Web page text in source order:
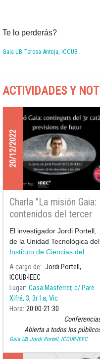
Te lo perderás?
Gaia UB Teresa Antoja, ICCUB
ACTIVIDADES Y
20/12/2022
Charla "La misión Gaia:
contenidos del tercer
catálogo y previsiones
de futuro"
El investigador Jordi Portell,
de la Unidad Tecnológica del
Instituto de Ciencias del
Cosmos de la Unive
A cargo de
Jordi Portell,
ICCUB-IEEC
Lugar Casa Masferrer, c/ Pare
Xifré, 3, 3r 1a, Vic
Hora 20:00 21:30
Abierta a todos los
Gaia UB Jordi Portell, ICCUB-IEEC